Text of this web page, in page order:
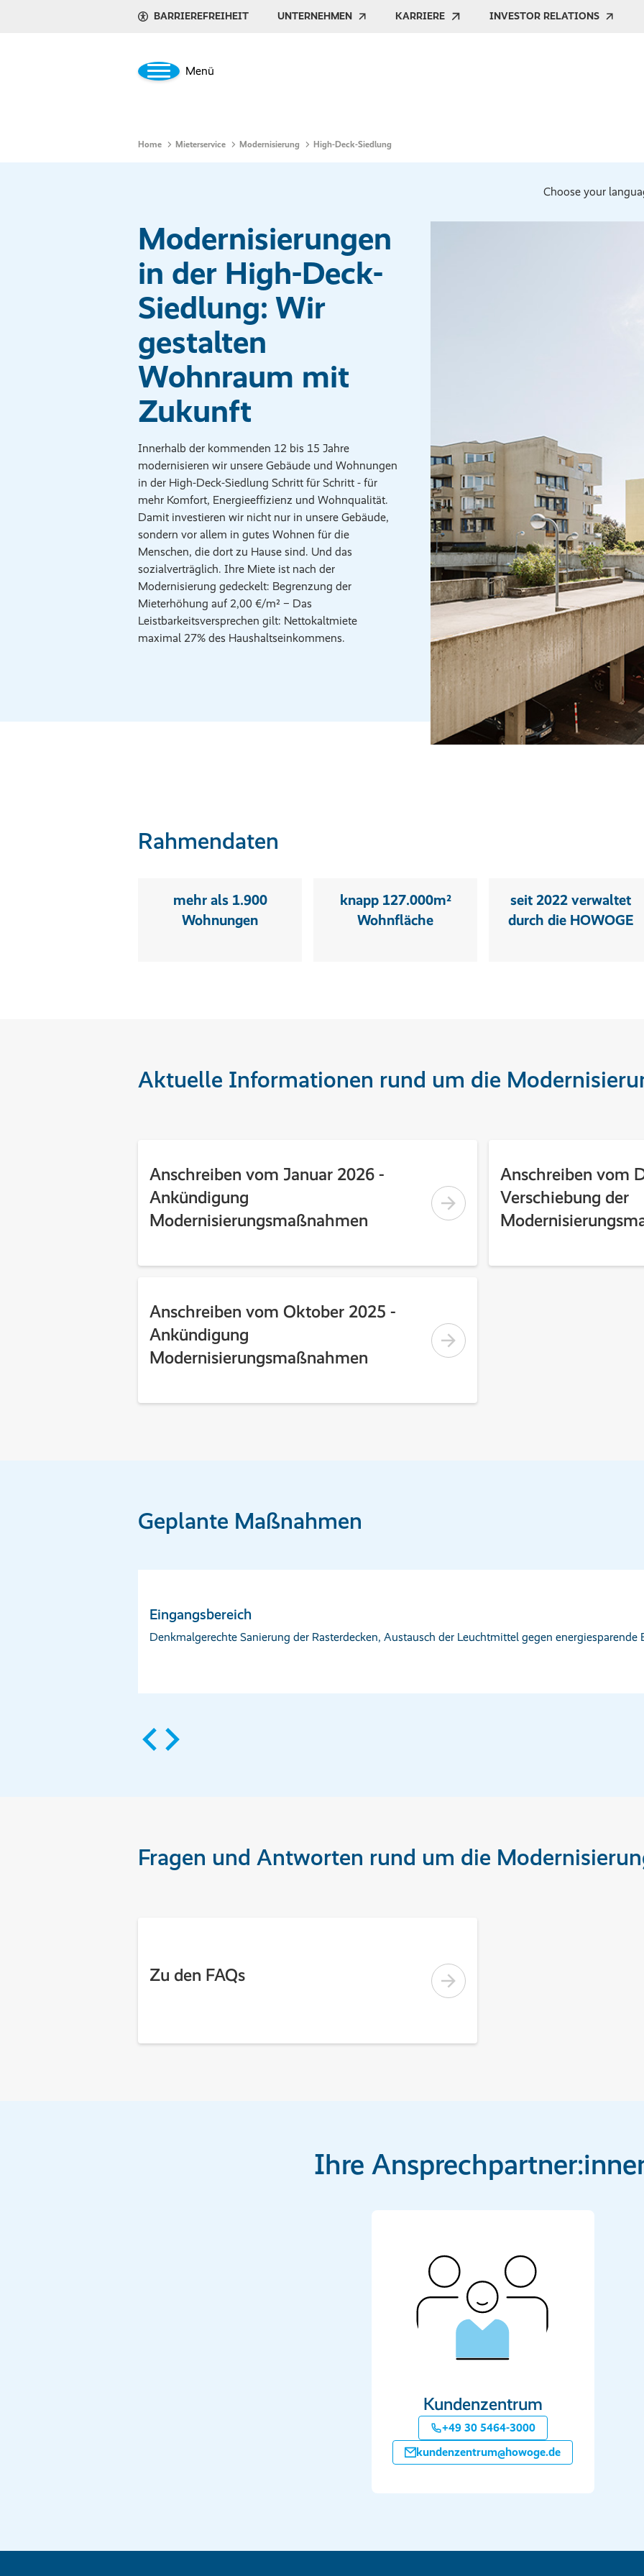
BARRIEREFREIHEIT UNTERNEHMEN KARRIERE INVESTOR RELATIONS
Menü
Home Mieterservice Modernisierung High-Deck-Siedlung
Choose your
Modernisierungen
in der High-Deck-
Siedlung: Wir
gestalten
Wohnraum mit
Zukunft
Innerhalb der kommenden 12 bis 15 Jahre
modernisieren wir unsere Gebäude und Wohnungen
in der High-Deck-Siedlung Schritt für Schritt - für
mehr Komfort, Energieeffizienz und Wohnqualität.
Damit investieren wir nicht nur in unsere Gebäude,
sondern vor allem in gutes Wohnen für die
Menschen, die dort zu Hause sind. Und das
sozialverträglich. Ihre Miete ist nach der
Modernisierung gedeckelt: Begrenzung der
Mieterhöhung auf 2,00 €/m² − Das
Leistbarkeitsversprechen gilt: Nettokaltmiete
maximal 27% des Haushaltseinkommens.
Rahmendaten
mehr als 1.900
Wohnungen
knapp 127.000m²
Wohnfläche
seit 2022 verwaltet
durch die HOWOGE
Aktuelle Informationen rund um die
Anschreiben vom Januar 2026 -
Ankündigung
Modernisierungsmaßnahmen
Anschreiben vom
Verschiebung der
Anschreiben vom Oktober 2025 -
Ankündigung
Modernisierungsmaßnahmen
Geplante Maßnahmen
Eingangsbereich
Denkmalgerechte Sanierung der Rasterdecken, Austausch der Leuchtmittel gegen energiesparende
Fragen und Antworten rund um die
Zu den FAQs
Ihre
Kundenzentrum
+49 30 5464-3000
kundenzentrum@howoge.de